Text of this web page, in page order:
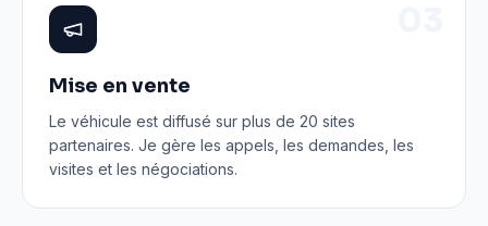
Mise en vente
Le véhicule est diffusé sur plus de 20 sites
partenaires. Je gère les appels, les demandes, les
visites et les négociations.